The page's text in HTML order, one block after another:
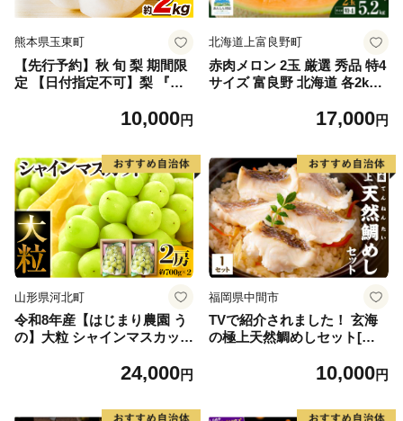
熊本県玉東町
【先行予約】秋 旬 梨 期間限
定 【日付指定不可】梨 『松
ぷり 約2kg 5-7玉前後 《7月
田農園』なし 果物 スイーツ
フルーツ デザート スムージ
ー SDG`s
10,000円
北海道上富良野町
赤肉メロン 2玉 厳選 秀品 特4
サイズ 富良野 北海道 各2kg
富良野 メロン めろん 果物 く
17,000円
山形県河北町
令和8年産【はじまり農園 う
の】大粒 シャインマスカット
河北町産 【河北町観光物産協
24,000円
福岡県中間市
TVで紹介されました！ 玄海
の極上天然鯛めしセット[鯛
だし]【010-0001】10,000円